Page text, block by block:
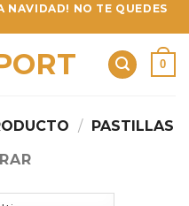
NAVIDAD! NO TE QUEDES
0
/ PASTILLAS